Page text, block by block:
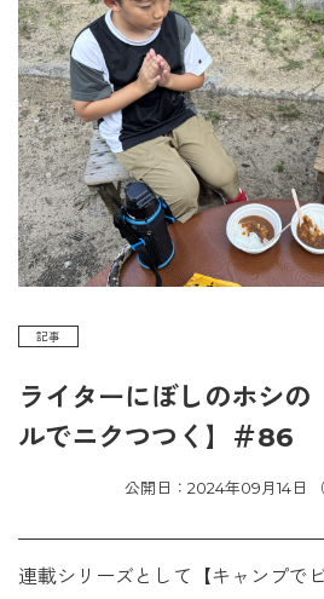
記事
ライターにぼしのホシの
ルでニクつつく】＃86
公開日：2024年09月14日
連載シリーズとして【キャンプで